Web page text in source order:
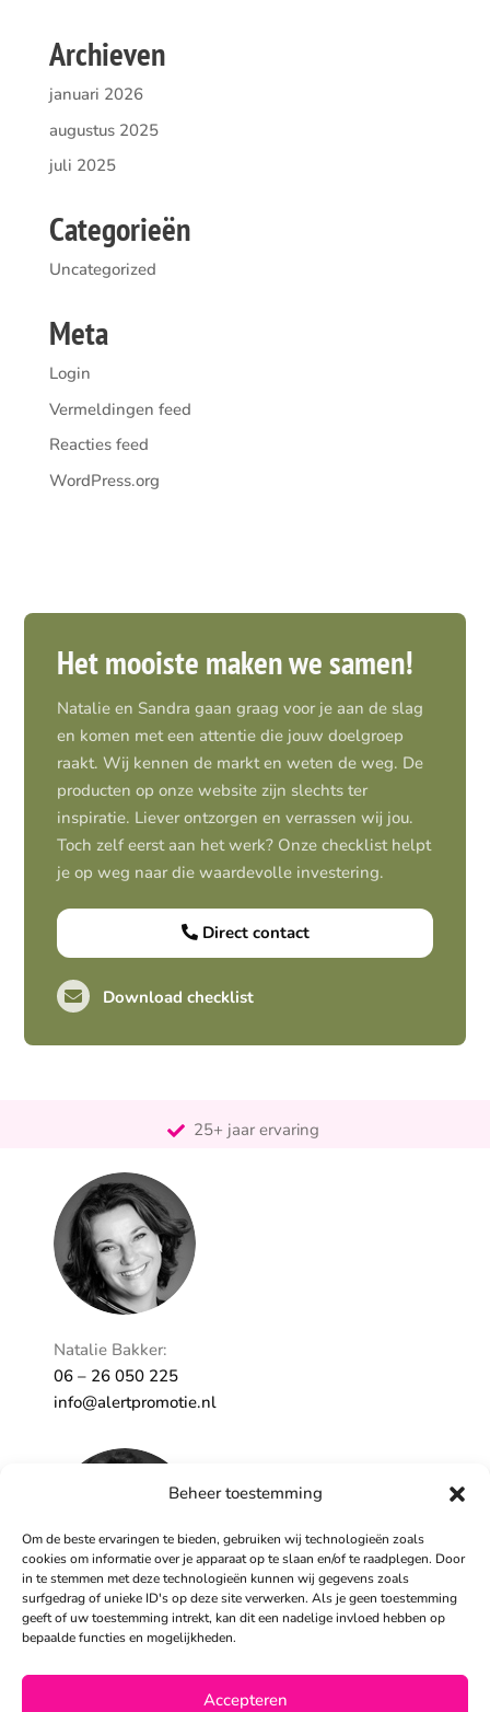
Beheer toestemming
Om de beste ervaringen te bieden, gebruiken wij technologieën zoals
cookies om informatie over je apparaat op te slaan en/of te raadplegen. Door
in te stemmen met deze technologieën kunnen wij gegevens zoals
surfgedrag of unieke ID's op deze site verwerken. Als je geen toestemming
geeft of uw toestemming intrekt, kan dit een nadelige invloed hebben op
bepaalde functies en mogelijkheden.
Accepteren
Archieven
januari 2026
augustus 2025
juli 2025
Categorieën
Uncategorized
Meta
Login
Vermeldingen feed
Reacties feed
WordPress.org
Het mooiste maken we samen!
Natalie en Sandra gaan graag voor je aan de slag
en komen met een attentie die jouw doelgroep
raakt. Wij kennen de markt en weten de weg. De
producten op onze website zijn slechts ter
inspiratie. Liever ontzorgen en verrassen wij jou.
Toch zelf eerst aan het werk? Onze checklist helpt
je op weg naar die waardevolle investering.
Direct contact
Download checklist
25+ jaar ervaring
Natalie Bakker:
06 – 26 050 225
info@alertpromotie.nl
Sandra Peters:
06 – 26 050 230
info@alertpromotie.nl